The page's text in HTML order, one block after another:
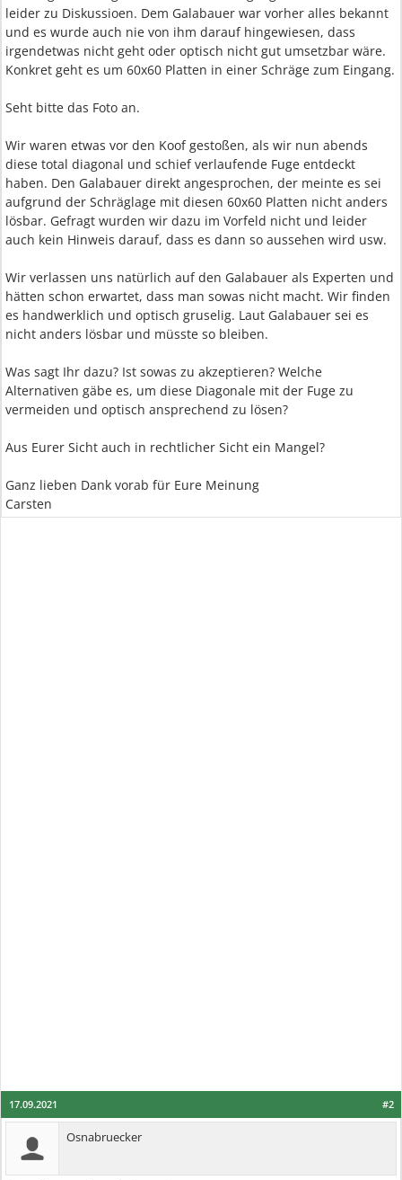
leider zu Diskussioen. Dem Galabauer war vorher alles bekannt
und es wurde auch nie von ihm darauf hingewiesen, dass
irgendetwas nicht geht oder optisch nicht gut umsetzbar wäre.
Konkret geht es um 60x60 Platten in einer Schräge zum Eingang.
Seht bitte das Foto an.
Wir waren etwas vor den Koof gestoßen, als wir nun abends
diese total diagonal und schief verlaufende Fuge entdeckt
haben. Den Galabauer direkt angesprochen, der meinte es sei
aufgrund der Schräglage mit diesen 60x60 Platten nicht anders
lösbar. Gefragt wurden wir dazu im Vorfeld nicht und leider
auch kein Hinweis darauf, dass es dann so aussehen wird usw.
Wir verlassen uns natürlich auf den Galabauer als Experten und
hätten schon erwartet, dass man sowas nicht macht. Wir finden
es handwerklich und optisch gruselig. Laut Galabauer sei es
nicht anders lösbar und müsste so bleiben.
Was sagt Ihr dazu? Ist sowas zu akzeptieren? Welche
Alternativen gäbe es, um diese Diagonale mit der Fuge zu
vermeiden und optisch ansprechend zu lösen?
Aus Eurer Sicht auch in rechtlicher Sicht ein Mangel?
Ganz lieben Dank vorab für Eure Meinung
Carsten
#2
17.09.2021
Osnabruecker